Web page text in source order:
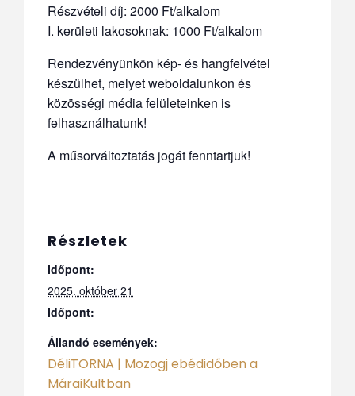
Részvételi díj: 2000 Ft/alkalom
I. kerületi lakosoknak: 1000 Ft/alkalom
Rendezvényünkön kép- és hangfelvétel
készülhet, melyet weboldalunkon és
közösségi média felületeinken is
felhasználhatunk!
A műsorváltoztatás jogát fenntartjuk!
Részletek
Időpont:
2025. október 21
Időpont:
Állandó események:
DéliTORNA | Mozogj ebédidőben a
MáraiKultban